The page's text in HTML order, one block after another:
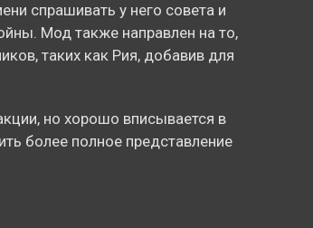
спрашивать у него совета и
Мод также направлен на то,
таких как Рия, добавив для
но хорошо вписывается в
более полное представление